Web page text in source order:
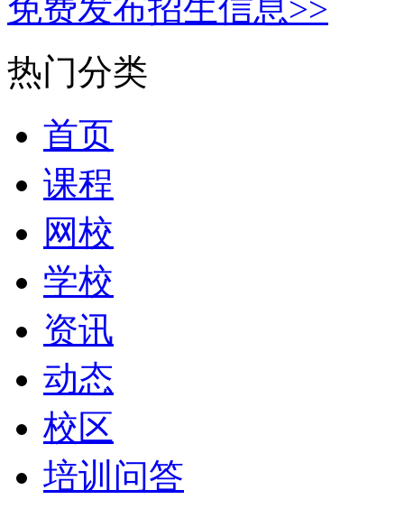
免费发布招生信息>>
热门分类
首页
课程
网校
学校
资讯
动态
校区
培训问答